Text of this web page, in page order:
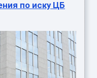
по иску ЦБ